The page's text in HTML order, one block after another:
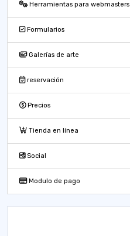
Herramientas para webmasters
Formularios
Galerías de arte
reservación
Precios
Tienda en línea
Social
Modulo de pago